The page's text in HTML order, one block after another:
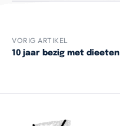
VORIG ARTIKEL
10 jaar bezig met dieeten